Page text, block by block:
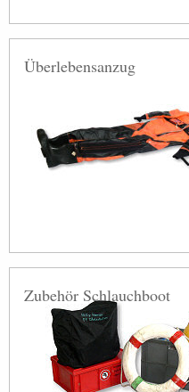
Überlebensanzug
Zubehör Schlauchboot